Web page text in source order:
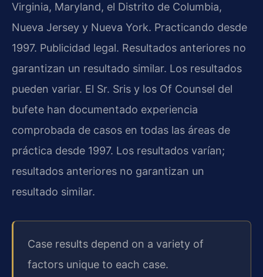
Virginia, Maryland, el Distrito de Columbia,
Nueva Jersey y Nueva York. Practicando desde
1997. Publicidad legal. Resultados anteriores no
garantizan un resultado similar. Los resultados
pueden variar. El Sr. Sris y los Of Counsel del
bufete han documentado experiencia
comprobada de casos en todas las áreas de
práctica desde 1997. Los resultados varían;
resultados anteriores no garantizan un
resultado similar.
Case results depend on a variety of
factors unique to each case.